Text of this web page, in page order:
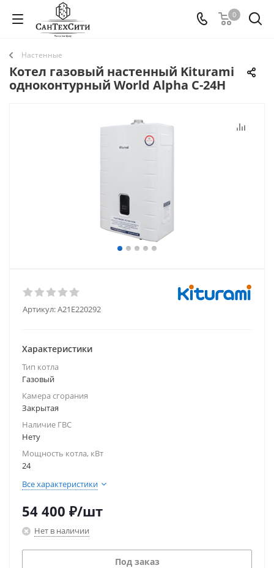
0
Настенные
Котел газовый настенный Kiturami
одноконтурный World Alpha С-24Н
Артикул:A21E220292
Характеристики
Тип котла
Газовый
Камера сгорания
Закрытая
Наличие ГВС
Нету
Мощность котла, кВт
24
Все характеристики
54 400 ₽/шт
Нет в наличии
Под заказ